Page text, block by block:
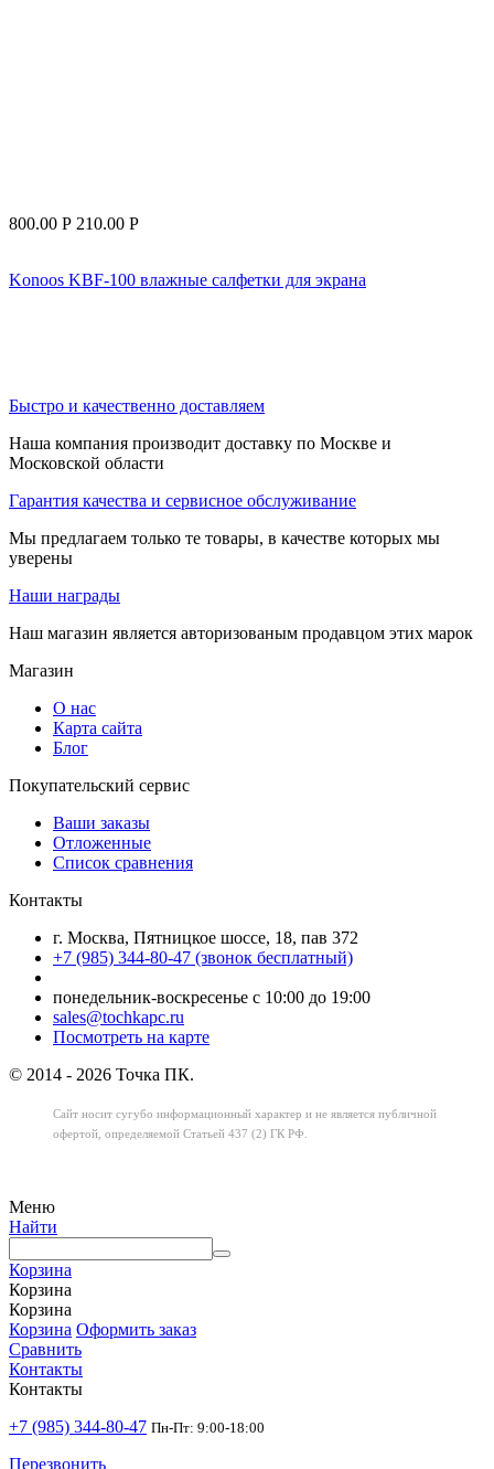
800.00 Р 210.00 Р
Konoos KBF-100 влажные салфетки для экрана
Быстро и качественно доставляем
Наша компания производит доставку по Москве и
Московской области
Гарантия качества и сервисное обслуживание
Мы предлагаем только те товары, в качестве которых мы
уверены
Наши награды
Наш магазин является авторизованым продавцом этих марок
Магазин
О нас
Карта сайта
Блог
Покупательский сервис
Ваши заказы
Отложенные
Список сравнения
Контакты
г. Москва, Пятницкое шоссе, 18, пав 372
+7 (985) 344-80-47 (звонок бесплатный)
понедельник-воскресенье с 10:00 до 19:00
sales@tochkapc.ru
Посмотреть на карте
© 2014 - 2026 Точка ПК.
Сайт носит сугубо информационный характер и не является публичной
офертой, определяемой Статьей 437 (2) ГК РФ.
Меню
Найти
Корзина
Корзина
Корзина
Корзина Оформить заказ
Сравнить
Контакты
Контакты
+7 (985) 344-80-47 Пн-Пт: 9:00-18:00
Перезвонить